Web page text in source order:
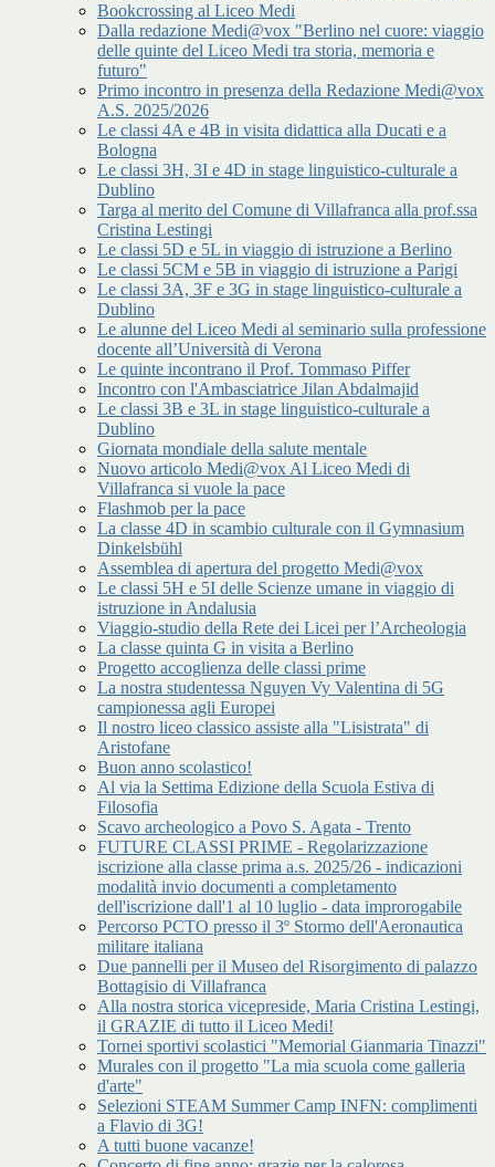
Bookcrossing al Liceo Medi
Dalla redazione Medi@vox "Berlino nel cuore: viaggio
delle quinte del Liceo Medi tra storia, memoria e
futuro"
Primo incontro in presenza della Redazione Medi@vox
A.S. 2025/2026
Le classi 4A e 4B in visita didattica alla Ducati e a
Bologna
Le classi 3H, 3I e 4D in stage linguistico-culturale a
Dublino
Targa al merito del Comune di Villafranca alla prof.ssa
Cristina Lestingi
Le classi 5D e 5L in viaggio di istruzione a Berlino
Le classi 5CM e 5B in viaggio di istruzione a Parigi
Le classi 3A, 3F e 3G in stage linguistico-culturale a
Dublino
Le alunne del Liceo Medi al seminario sulla professione
docente all’Università di Verona
Le quinte incontrano il Prof. Tommaso Piffer
Incontro con l'Ambasciatrice Jilan Abdalmajid
Le classi 3B e 3L in stage linguistico-culturale a
Dublino
Giornata mondiale della salute mentale
Nuovo articolo Medi@vox Al Liceo Medi di
Villafranca si vuole la pace
Flashmob per la pace
La classe 4D in scambio culturale con il Gymnasium
Dinkelsbühl
Assemblea di apertura del progetto Medi@vox
Le classi 5H e 5I delle Scienze umane in viaggio di
istruzione in Andalusia
Viaggio-studio della Rete dei Licei per l’Archeologia
La classe quinta G in visita a Berlino
Progetto accoglienza delle classi prime
La nostra studentessa Nguyen Vy Valentina di 5G
campionessa agli Europei
Il nostro liceo classico assiste alla "Lisistrata" di
Aristofane
Buon anno scolastico!
Al via la Settima Edizione della Scuola Estiva di
Filosofia
Scavo archeologico a Povo S. Agata - Trento
FUTURE CLASSI PRIME - Regolarizzazione
iscrizione alla classe prima a.s. 2025/26 - indicazioni
modalità invio documenti a completamento
dell'iscrizione dall'1 al 10 luglio - data improrogabile
Percorso PCTO presso il 3º Stormo dell'Aeronautica
militare italiana
Due pannelli per il Museo del Risorgimento di palazzo
Bottagisio di Villafranca
Alla nostra storica vicepreside, Maria Cristina Lestingi,
il GRAZIE di tutto il Liceo Medi!
Tornei sportivi scolastici "Memorial Gianmaria Tinazzi"
Murales con il progetto "La mia scuola come galleria
d'arte"
Selezioni STEAM Summer Camp INFN: complimenti
a Flavio di 3G!
A tutti buone vacanze!